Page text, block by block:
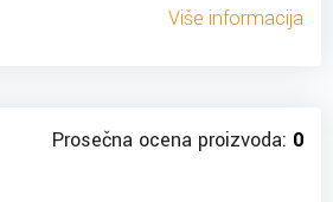
Više informacija
Prosečna ocena proizvoda: 0